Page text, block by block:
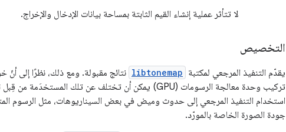
لا تتأثر عملية إنشاء القيم الثابتة بمساحة بيانات الإدخال والإخراج.
التخصيص
يقدّم التنفيذ المرجعي لمكتبة libtonemap نتائج مقبولة. ومع ذلك، نظرًا إلى أنّ
استخدام التنفيذ المرجعي إلى حدوث وميض في بعض السيناريوهات، مثل الرسوم
جودة الصورة الخاصة بالمورّد.